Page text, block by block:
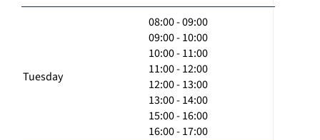
Tuesday
08:00 - 09:00
09:00 - 10:00
10:00 - 11:00
11:00 - 12:00
12:00 - 13:00
13:00 - 14:00
15:00 - 16:00
16:00 - 17:00